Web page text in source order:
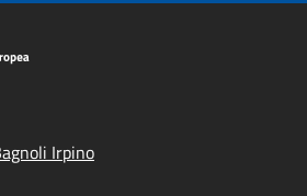
Irpino